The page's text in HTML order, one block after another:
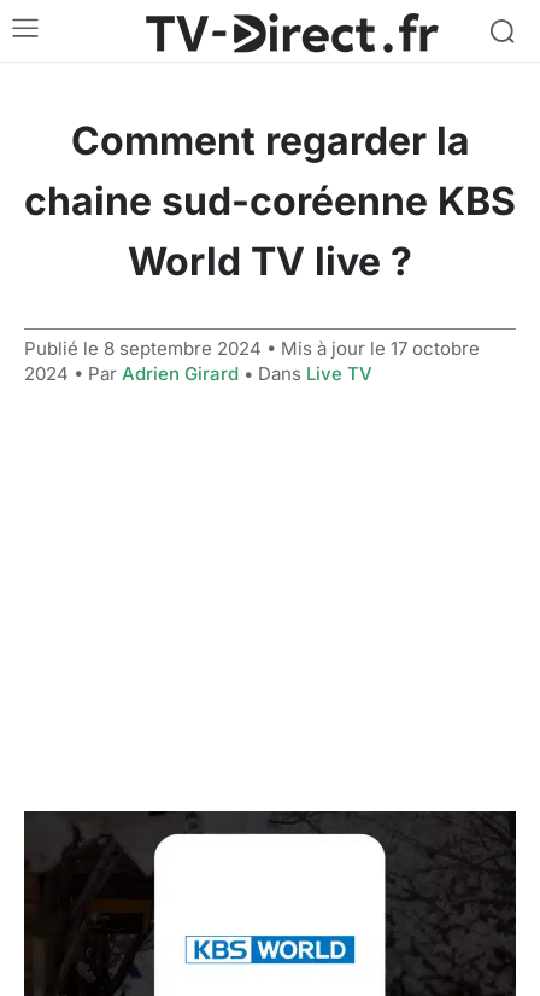
Comment regarder la
chaine sud-coréenne KBS
World TV live ?
Publié le 8 septembre 2024 • Mis à jour le 17 octobre
2024 • Par Adrien Girard • Dans Live TV